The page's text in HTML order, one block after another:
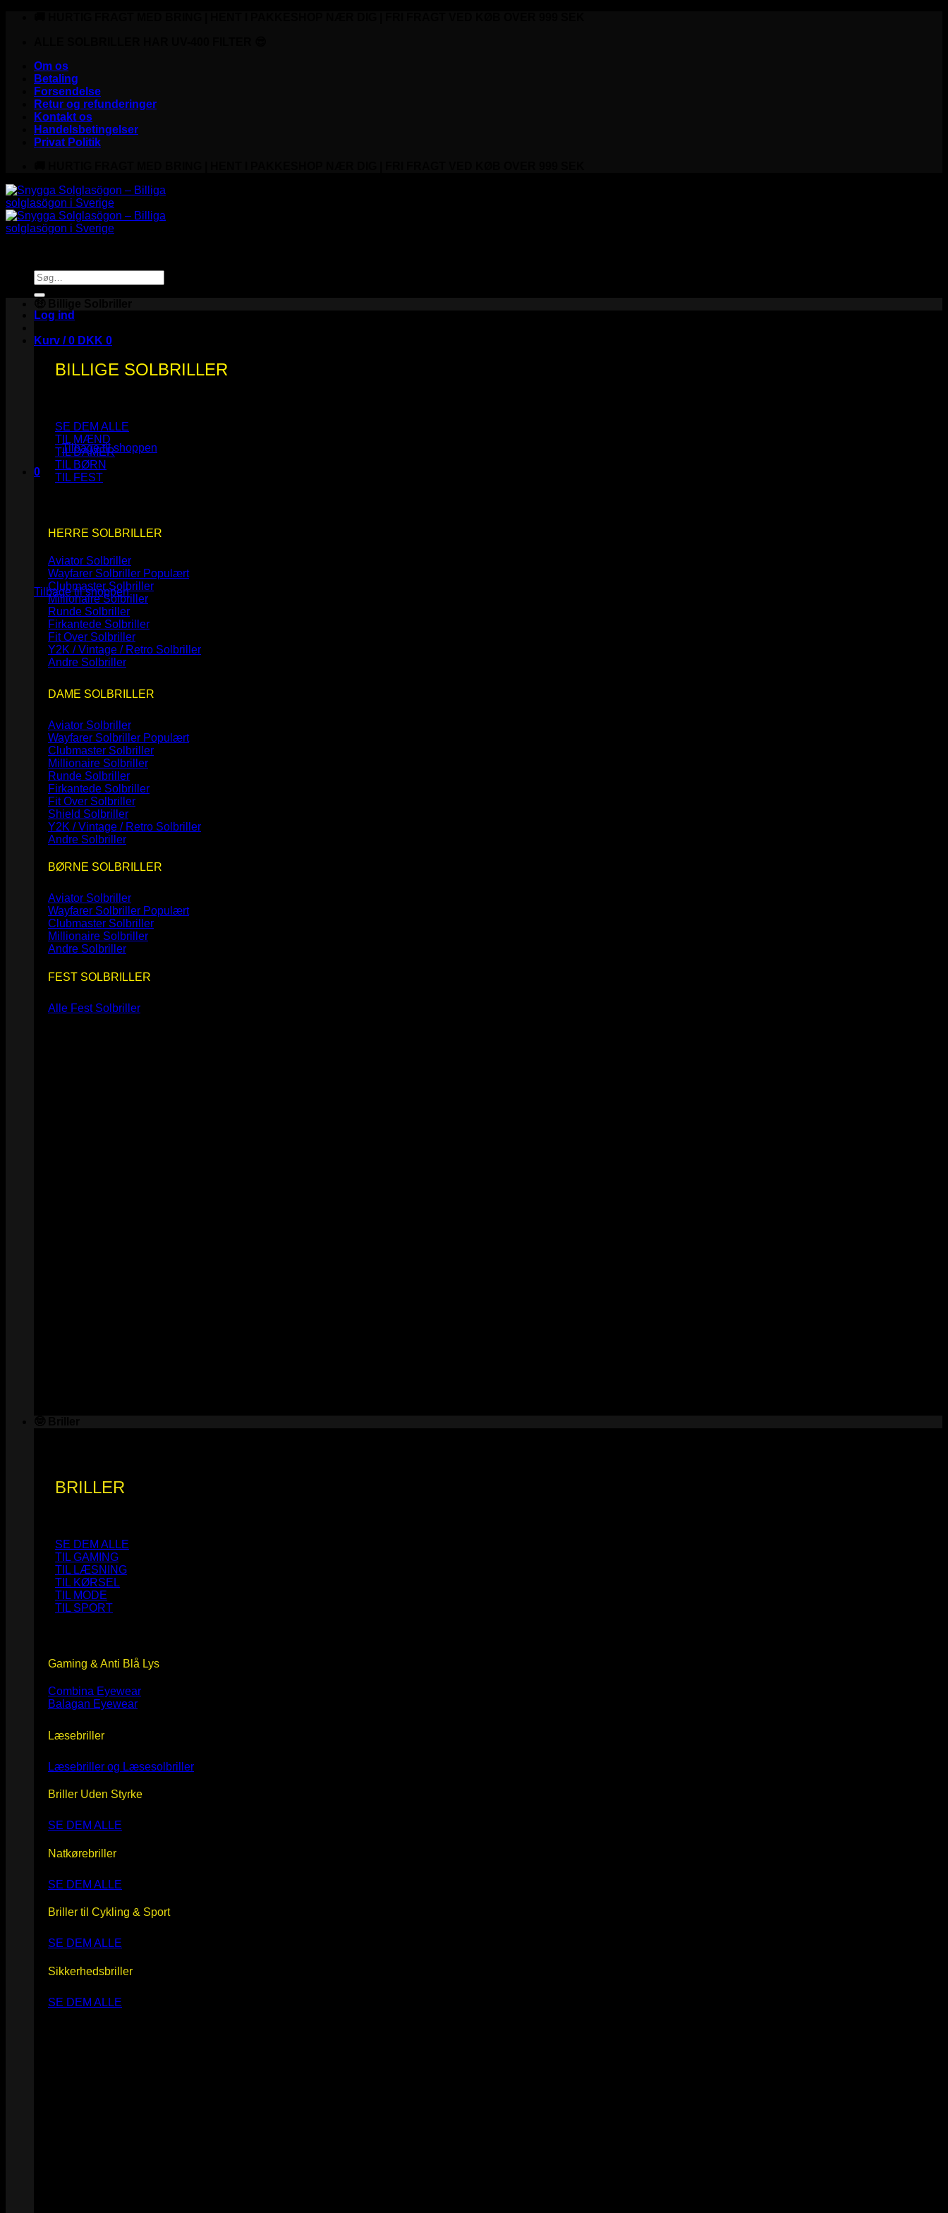
Om os
Betaling
Forsendelse
Retur og refunderinger
Kontakt os
Handelsbetingelser
Privat Politik
Søg
efter:
Log ind
Kurv /0 DKK 0
Ingen varer i kurven.
Tilbage til shoppen
0
Kurv
Ingen varer i kurven.
Tilbage til shoppen
BILLIGE SOLBRILLER
SE DEM ALLE
TIL MÆND
TIL DAMER
TIL BØRN
TIL FEST
HERRE SOLBRILLER
Aviator Solbriller
Wayfarer Solbriller
Clubmaster Solbriller
Millionaire Solbriller
Runde Solbriller
Firkantede Solbriller
Fit Over Solbriller
Y2K / Vintage / Retro Solbriller
Andre Solbriller
DAME SOLBRILLER
Aviator Solbriller
Wayfarer Solbriller
Clubmaster Solbriller
Millionaire Solbriller
Runde Solbriller
Firkantede Solbriller
Fit Over Solbriller
Shield Solbriller
Y2K / Vintage / Retro Solbriller
Andre Solbriller
BØRNE SOLBRILLER
Aviator Solbriller
Wayfarer Solbriller
Clubmaster Solbriller
Millionaire Solbriller
Andre Solbriller
FEST SOLBRILLER
Alle Fest Solbriller
BRILLER
SE DEM ALLE
TIL GAMING
TIL LÆSNING
TIL KØRSEL
TIL MODE
TIL SPORT
Gaming & Anti Blå Lys
Combina Eyewear
Balagan Eyewear
Læsebriller
Læsebriller og Læsesolbriller
Briller Uden Styrke
SE DEM ALLE
Natkørebriller
SE DEM ALLE
Briller til Cykling & Sport
SE DEM ALLE
Sikkerhedsbriller
SE DEM ALLE